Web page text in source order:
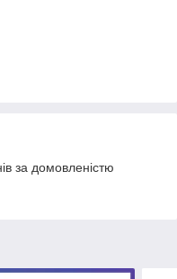
за домовленістю